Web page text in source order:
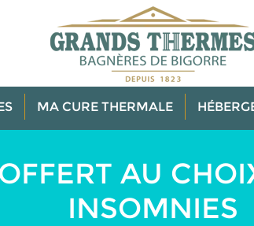
MA CURE THERMALE
AU
INSOMNIES